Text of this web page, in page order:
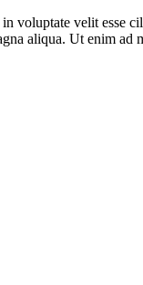
voluptate velit esse
aliqua. Ut enim